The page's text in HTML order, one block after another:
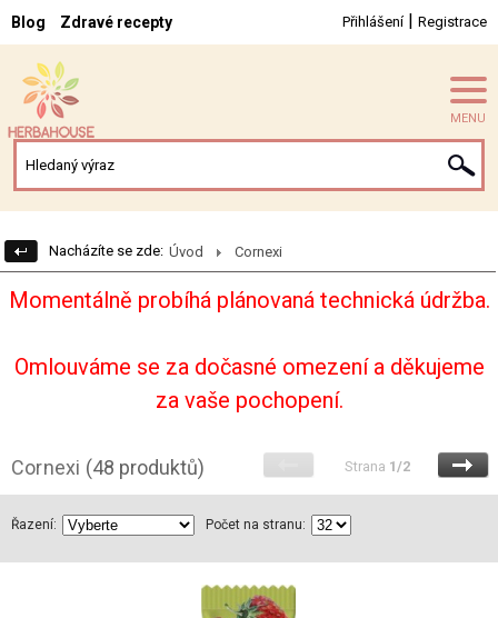
Blog Zdravé recepty Přihlášení| Registrace
MENU
Nacházíte se zde: Úvod Cornexi
Momentálně probíhá plánovaná technická údržba.
Omlouváme se za dočasné omezení a děkujeme
za vaše pochopení.
Cornexi (48 produktů) Strana 1/2
Řazení: Počet na stranu: